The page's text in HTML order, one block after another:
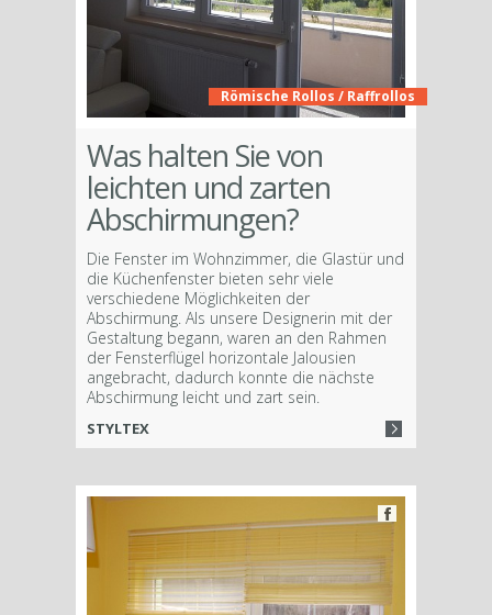
Römische Rollos / Raffrollos
Was halten Sie von
leichten und zarten
Abschirmungen?
Die Fenster im Wohnzimmer, die Glastür und
die Küchenfenster bieten sehr viele
verschiedene Möglichkeiten der
Abschirmung. Als unsere Designerin mit der
Gestaltung begann, waren an den Rahmen
der Fensterflügel horizontale Jalousien
angebracht, dadurch konnte die nächste
Abschirmung leicht und zart sein.
STYLTEX